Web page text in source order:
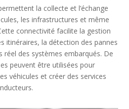
la collecte et l’échange
les infrastructures et même
connectivité facilite la gestion
itinéraires, la détection des pannes
des systèmes embarqués. De
peuvent être utilisées pour
véhicules et créer des services